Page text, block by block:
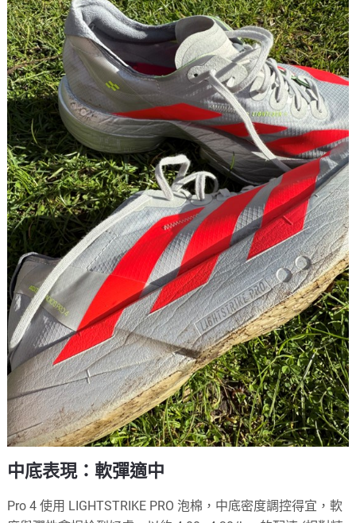
中底表現：軟彈適中
Pro 4 使用 LIGHTSTRIKE PRO 泡棉，中底密度調控得宜，軟